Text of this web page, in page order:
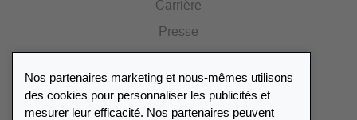
Carrière
Presse
Portail des revendeurs
Nos partenaires marketing et nous-mêmes utilisons
des cookies pour personnaliser les publicités et
mesurer leur efficacité. Nos partenaires peuvent